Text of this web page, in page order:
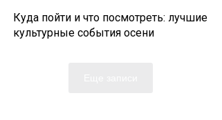
Куда пойти и что посмотреть: лучшие
культурные события осени